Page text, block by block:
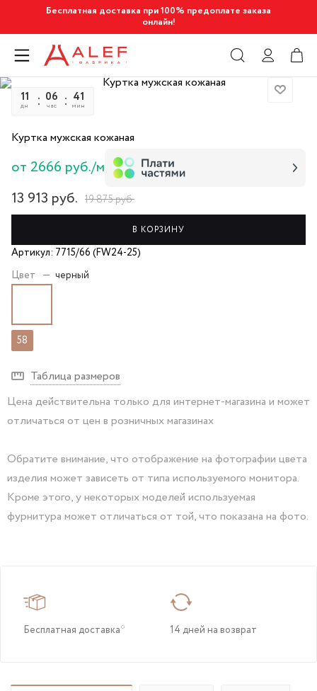
Бесплатная доставка при 100% предоплате заказа
онлайн!
11
дн
06
час
41
мин
Куртка мужская кожаная
от 2666 руб./м
13 913 руб. 19 875руб.
В КОРЗИНУ
Артикул: 7715/66 (FW24-25)
Цвет — черный
58
Таблица размеров
Цена действительна только для интернет-магазина и может
отличаться от цен в розничных магазинах
Обратите внимание, что отображение на фотографии цвета
изделия может зависеть от типа используемого монитора.
Кроме этого, у некоторых моделей используемая
фурнитура может отличаться от той, что показана на фото.
Бесплатная доставка* 14 дней на возврат